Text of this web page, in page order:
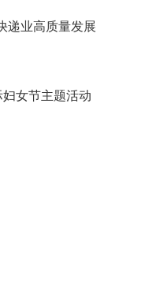
递业高质量发展
女节主题活动